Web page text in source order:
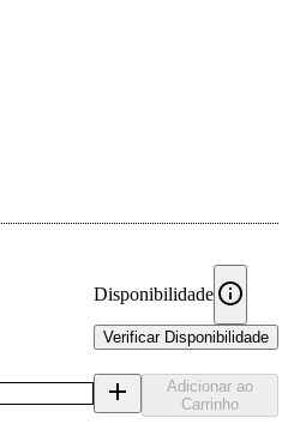
Disponibilidade
Verificar Disponibilidade
Adicionar ao
Carrinho